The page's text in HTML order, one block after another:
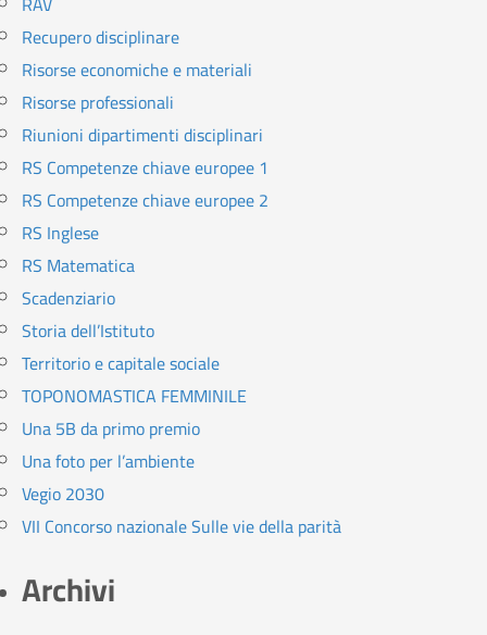
Recupero disciplinare
Risorse economiche e materiali
Risorse professionali
Riunioni dipartimenti disciplinari
RS Competenze chiave europee 1
RS Competenze chiave europee 2
RS Inglese
RS Matematica
Scadenziario
Storia dell’Istituto
Territorio e capitale sociale
TOPONOMASTICA FEMMINILE
Una 5B da primo premio
Una foto per l’ambiente
Vegio 2030
VII Concorso nazionale Sulle vie della parità
Archivi